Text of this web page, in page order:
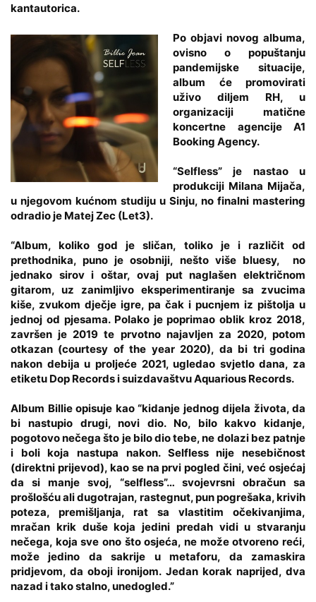
kantautorica.
Po objavi novog albuma,
ovisno o popuštanju
pandemijske situacije,
album će promovirati
uživo diljem RH, u
organizaciji matične
koncertne agencije A1
Booking Agency.
“Selfless” je nastao u
produkciji Milana Mijača,
u njegovom kućnom studiju u Sinju, no finalni mastering
odradio je Matej Zec (Let3).
“Album, koliko god je sličan, toliko je i različit od
prethodnika, puno je osobniji, nešto više bluesy, no
jednako sirov i oštar, ovaj put naglašen električnom
gitarom, uz zanimljivo eksperimentiranje sa zvucima
kiše, zvukom dječje igre, pa čak i pucnjem iz pištolja u
jednoj od pjesama. Polako je poprimao oblik kroz 2018,
završen je 2019 te prvotno najavljen za 2020, potom
otkazan (courtesy of the year 2020), da bi tri godina
nakon debija u proljeće 2021, ugledao svjetlo dana, za
etiketu Dop Records i suizdavaštvu Aquarious Records.
Album Billie opisuje kao “kidanje jednog dijela života, da
bi nastupio drugi, novi dio. No, bilo kakvo kidanje,
pogotovo nečega što je bilo dio tebe, ne dolazi bez patnje
i boli koja nastupa nakon. Selfless nije nesebičnost
(direktni prijevod), kao se na prvi pogled čini, već osjećaj
da si manje svoj, “selfless”… svojevrsni obračun sa
prošlošću ali dugotrajan, rastegnut, pun pogrešaka, krivih
poteza, premišljanja, rat sa vlastitim očekivanjima,
mračan krik duše koja jedini predah vidi u stvaranju
nečega, koja sve ono što osjeća, ne može otvoreno reći,
može jedino da sakrije u metaforu, da zamaskira
pridjevom, da oboji ironijom. Jedan korak naprijed, dva
nazad i tako stalno, unedogled.”